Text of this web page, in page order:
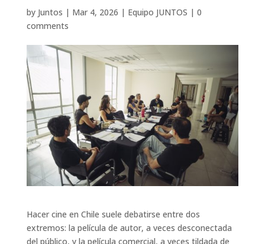
by Juntos | Mar 4, 2026 | Equipo JUNTOS | 0
comments
Hacer cine en Chile suele debatirse entre dos
extremos: la película de autor, a veces desconectada
del público, y la película comercial, a veces tildada de